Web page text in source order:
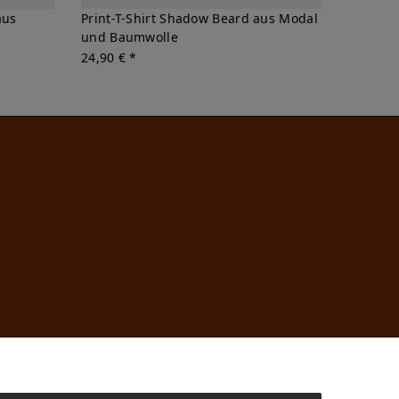
Print-T-Shirt Shadow Beard aus Modal
und Baumwolle
24,90 € *